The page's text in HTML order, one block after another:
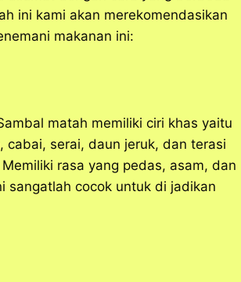
ini kami akan merekomendasikan
makanan ini:
matah memiliki ciri khas yaitu
serai, daun jeruk, dan terasi
rasa yang pedas, asam, dan
sangatlah cocok untuk di jadikan